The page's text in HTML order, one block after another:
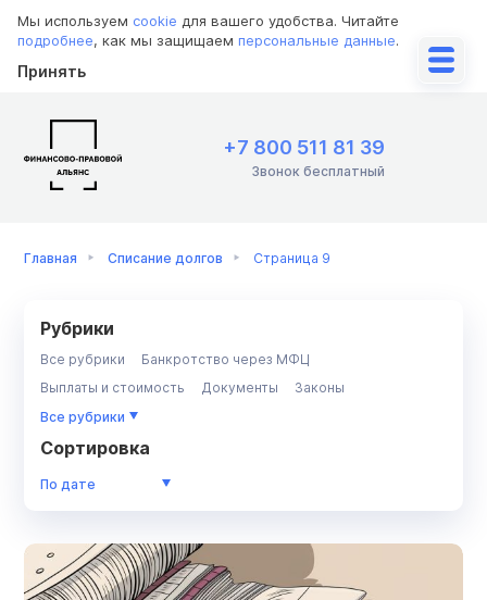
Мы используем cookie для вашего удобства. Читайте
подробнее, как мы защищаем персональные данные.
Принять
+7 800 511 81 39
Звонок бесплатный
Главная Списание долгов Страница 9
Рубрики
Все рубрики
Банкротство через МФЦ
Выплаты и стоимость
Документы
Законы
Имущество
Инструкции
Кредиторы
МФО
Все рубрики
Сортировка
По дате